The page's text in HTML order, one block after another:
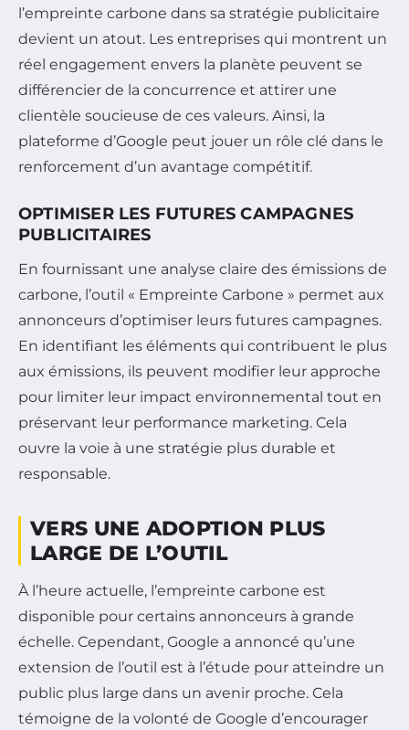
l’empreinte carbone dans sa stratégie publicitaire
devient un atout. Les entreprises qui montrent un
réel engagement envers la planète peuvent se
différencier de la concurrence et attirer une
clientèle soucieuse de ces valeurs. Ainsi, la
plateforme d’Google peut jouer un rôle clé dans le
renforcement d’un avantage compétitif.
OPTIMISER LES FUTURES CAMPAGNES
PUBLICITAIRES
En fournissant une analyse claire des émissions de
carbone, l’outil « Empreinte Carbone » permet aux
annonceurs d’optimiser leurs futures campagnes.
En identifiant les éléments qui contribuent le plus
aux émissions, ils peuvent modifier leur approche
pour limiter leur impact environnemental tout en
préservant leur performance marketing. Cela
ouvre la voie à une stratégie plus durable et
responsable.
VERS UNE ADOPTION PLUS
LARGE DE L’OUTIL
À l’heure actuelle, l’empreinte carbone est
disponible pour certains annonceurs à grande
échelle. Cependant, Google a annoncé qu’une
extension de l’outil est à l’étude pour atteindre un
public plus large dans un avenir proche. Cela
témoigne de la volonté de Google d’encourager